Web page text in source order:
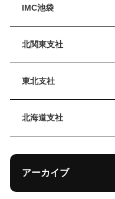
IMC池袋
北関東支社
東北支社
北海道支社
アーカイブ